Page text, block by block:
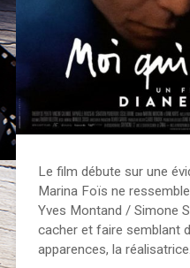
Le film débute sur une
Marina Foïs ne
Yves Montand / Simone
cacher et faire semblant
apparences, la